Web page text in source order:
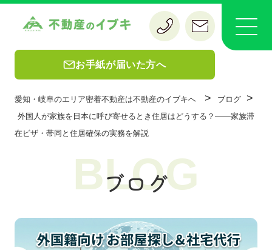
お手紙が届いた方へ
愛知・岐阜のエリア密着不動産は不動産のイブキへ > ブログ >
外国人が家族を日本に呼び寄せるとき住居はどうする？——家族滞
在ビザ・帯同と住居確保の実務を解説
ブログ
BLOG